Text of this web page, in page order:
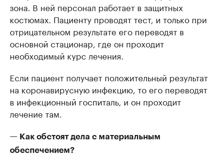
зона. В ней персонал работает в защитных
костюмах. Пациенту проводят тест, и только при
отрицательном результате его переводят в
основной стационар, где он проходит
необходимый курс лечения.
Если пациент получает положительный результат
на коронавирусную инфекцию, то его переводят
в инфекционный госпиталь, и он проходит
лечение там.
— Как обстоят дела с материальным
обеспечением?